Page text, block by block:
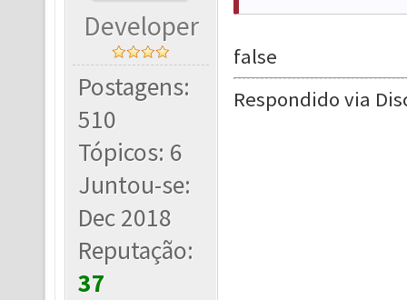
Developer
Postagens:
510
Tópicos: 6
Juntou-se:
Dec 2018
Reputação:
37
false
Respondido via